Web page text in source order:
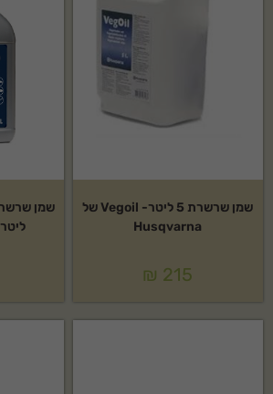
שמן שרשרת 5 ליטר- Vegoil של
Husqvarna
₪ 215
ליטר 1- Husqvarna